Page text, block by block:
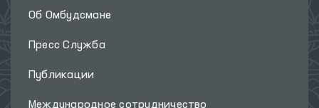
Об Омбудсмане
Пресс Служба